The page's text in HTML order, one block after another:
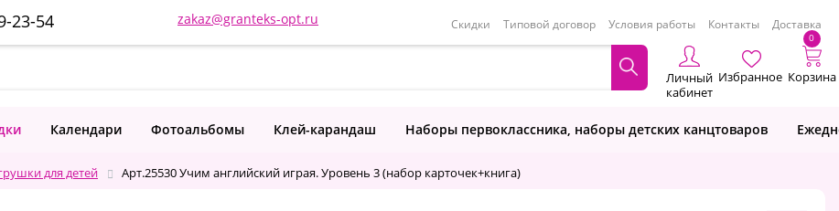
23-54 zakaz@granteks-opt.ru Скидки Типовой договор Условия работы Контакты Доставка
Личный
кабинет
Избранное
0
Корзина
Календари Фотоальбомы Клей-карандаш Наборы первоклассника, наборы детских канцтоваров
для детей Арт.25530 Учим английский играя. Уровень 3 (набор карточек+книга)